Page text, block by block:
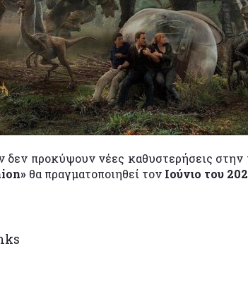
δεν προκύψουν νέες καθυστερήσεις στην
θα πραγματοποιηθεί τον Ιούνιο του